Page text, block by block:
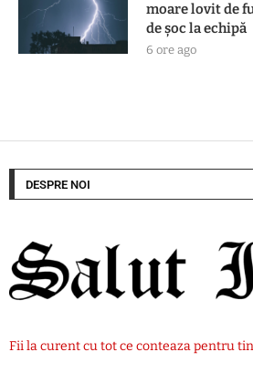
moare lovit de
de șoc la echipă
6 ore ago
DESPRE NOI
Fii la curent cu tot ce conteaza pentru